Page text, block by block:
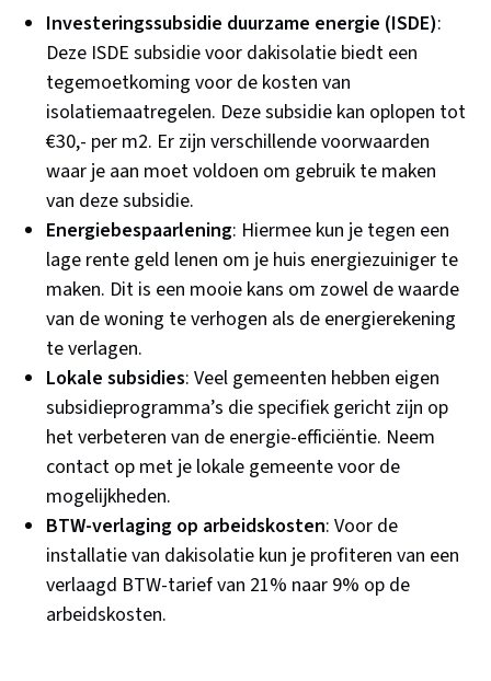
Investeringssubsidie duurzame energie (ISDE):
Deze ISDE subsidie voor dakisolatie biedt een
tegemoetkoming voor de kosten van
isolatiemaatregelen. Deze subsidie kan oplopen tot
€30,- per m2. Er zijn verschillende voorwaarden
waar je aan moet voldoen om gebruik te maken
van deze subsidie.
Energiebespaarlening: Hiermee kun je tegen een
lage rente geld lenen om je huis energiezuiniger te
maken. Dit is een mooie kans om zowel de waarde
van de woning te verhogen als de energierekening
te verlagen.
Lokale subsidies: Veel gemeenten hebben eigen
subsidieprogramma’s die specifiek gericht zijn op
het verbeteren van de energie-efficiëntie. Neem
contact op met je lokale gemeente voor de
mogelijkheden.
BTW-verlaging op arbeidskosten: Voor de
installatie van dakisolatie kun je profiteren van een
verlaagd BTW-tarief van 21% naar 9% op de
arbeidskosten.